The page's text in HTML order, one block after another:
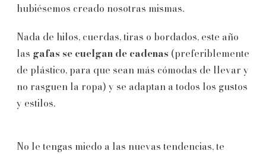
hubiésemos creado nosotras mismas.
Nada de hilos, cuerdas, tiras o bordados, este año
las gafas se cuelgan de cadenas (preferiblemente
de plástico, para que sean más cómodas de llevar y
no rasguen la ropa) y se adaptan a todos los gustos
y estilos.
No le tengas miedo a las nuevas tendencias, te